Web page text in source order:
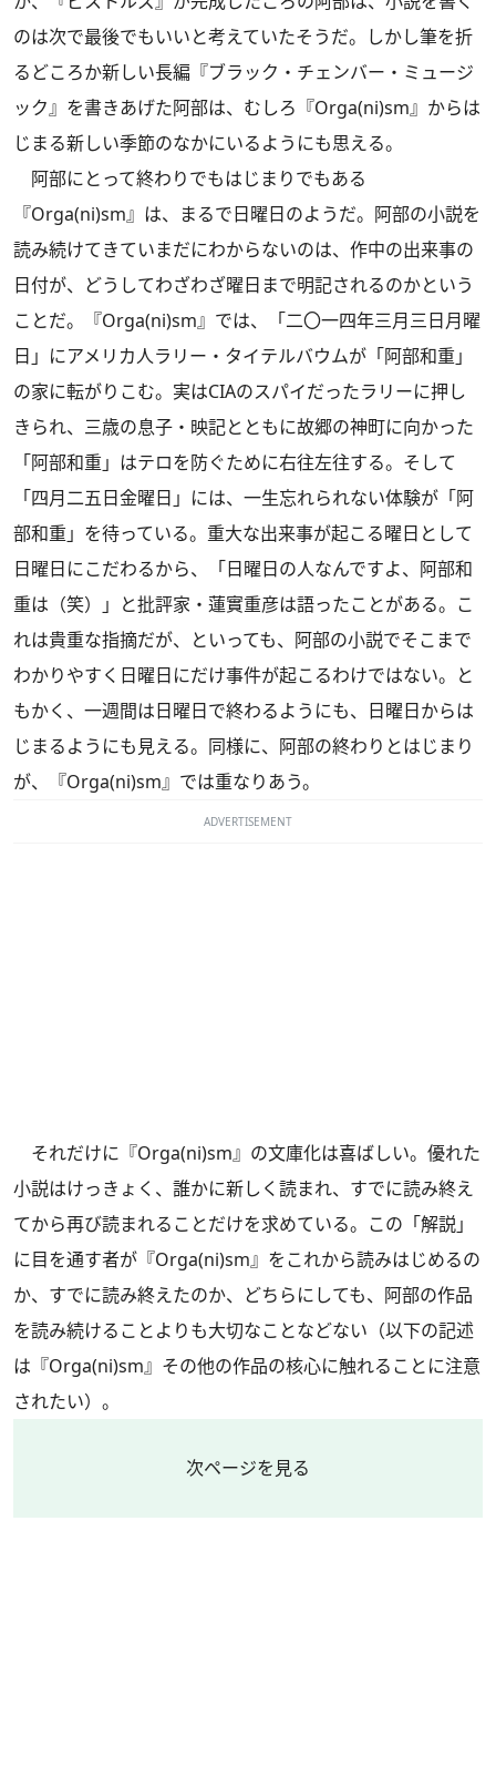
のは次で最後でもいいと考えていたそうだ。しかし筆を折
るどころか新しい長編『ブラック・チェンバー・ミュージ
ック』を書きあげた阿部は、むしろ『Orga(ni)sm』からは
じまる新しい季節のなかにいるようにも思える。
阿部にとって終わりでもはじまりでもある
『Orga(ni)sm』は、まるで日曜日のようだ。阿部の小説を
読み続けてきていまだにわからないのは、作中の出来事の
日付が、どうしてわざわざ曜日まで明記されるのかという
ことだ。『Orga(ni)sm』では、「二〇一四年三月三日月曜
日」にアメリカ人ラリー・タイテルバウムが「阿部和重」
の家に転がりこむ。実はCIAのスパイだったラリーに押し
きられ、三歳の息子・映記とともに故郷の神町に向かった
「阿部和重」はテロを防ぐために右往左往する。そして
「四月二五日金曜日」には、一生忘れられない体験が「阿
部和重」を待っている。重大な出来事が起こる曜日として
日曜日にこだわるから、「日曜日の人なんですよ、阿部和
重は（笑）」と批評家・蓮實重彦は語ったことがある。こ
れは貴重な指摘だが、といっても、阿部の小説でそこまで
わかりやすく日曜日にだけ事件が起こるわけではない。と
もかく、一週間は日曜日で終わるようにも、日曜日からは
じまるようにも見える。同様に、阿部の終わりとはじまり
が、『Orga(ni)sm』では重なりあう。
ADVERTISEMENT
それだけに『Orga(ni)sm』の文庫化は喜ばしい。優れた
小説はけっきょく、誰かに新しく読まれ、すでに読み終え
てから再び読まれることだけを求めている。この「解説」
に目を通す者が『Orga(ni)sm』をこれから読みはじめるの
か、すでに読み終えたのか、どちらにしても、阿部の作品
を読み続けることよりも大切なことなどない（以下の記述
は『Orga(ni)sm』その他の作品の核心に触れることに注意
されたい）。
次ページを見る